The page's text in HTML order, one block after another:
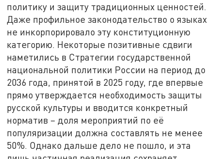
политику и защиту традиционных ценностей.
Даже профильное законодательство о языках
не инкорпорировало эту конституционную
категорию. Некоторые позитивные сдвиги
наметились в Стратегии государственной
национальной политики России на период до
2036 года, принятой в 2025 году, где впервые
прямо утверждается необходимость защиты
русской культуры и вводится конкретный
норматив – доля мероприятий по её
популяризации должна составлять не менее
50%. Однако дальше дело не пошло, и эта